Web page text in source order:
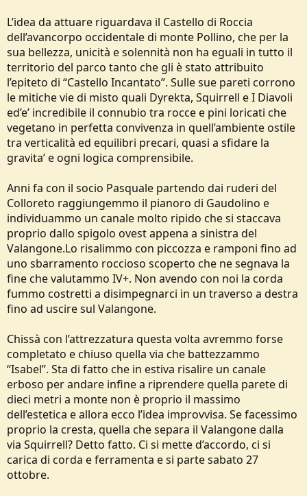
L’idea da attuare riguardava il Castello di Roccia
dell’avancorpo occidentale di monte Pollino, che per la
sua bellezza, unicità e solennità non ha eguali in tutto il
territorio del parco tanto che gli è stato attribuito
l’epiteto di “Castello Incantato”. Sulle sue pareti corrono
le mitiche vie di misto quali Dyrekta, Squirrell e I Diavoli
ed’e’ incredibile il connubio tra rocce e pini loricati che
vegetano in perfetta convivenza in quell’ambiente ostile
tra verticalità ed equilibri precari, quasi a sfidare la
gravita’ e ogni logica comprensibile.
Anni fa con il socio Pasquale partendo dai ruderi del
Colloreto raggiungemmo il pianoro di Gaudolino e
individuammo un canale molto ripido che si staccava
proprio dallo spigolo ovest appena a sinistra del
Valangone.Lo risalimmo con piccozza e ramponi fino ad
uno sbarramento roccioso scoperto che ne segnava la
fine che valutammo IV+. Non avendo con noi la corda
fummo costretti a disimpegnarci in un traverso a destra
fino ad uscire sul Valangone.
Chissà con l’attrezzatura questa volta avremmo forse
completato e chiuso quella via che battezzammo
“Isabel”. Sta di fatto che in estiva risalire un canale
erboso per andare infine a riprendere quella parete di
dieci metri a monte non è proprio il massimo
dell’estetica e allora ecco l’idea improvvisa. Se facessimo
proprio la cresta, quella che separa il Valangone dalla
via Squirrell? Detto fatto. Ci si mette d’accordo, ci si
carica di corda e ferramenta e si parte sabato 27
ottobre.